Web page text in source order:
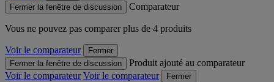
Fermer la fenêtre de discussion
Comparateur
Vous ne pouvez pas comparer plus de 4 produits
Voir le comparateur
Fermer
Fermer la fenêtre de discussion
Produit ajouté au comparateur
Voir le comparateur Voir le comparateur
Fermer